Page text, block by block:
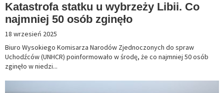
Katastrofa statku u wybrzeży Libii. Co
najmniej 50 osób zginęło
18 wrzesień 2025
Biuro Wysokiego Komisarza Narodów Zjednoczonych do spraw
Uchodźców (UNHCR) poinformowało w środę, że co najmniej 50 osób
zginęło w niedzi...